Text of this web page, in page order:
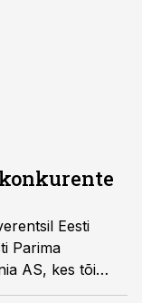
Eesti
Parima
AS, kes tõi
Karges